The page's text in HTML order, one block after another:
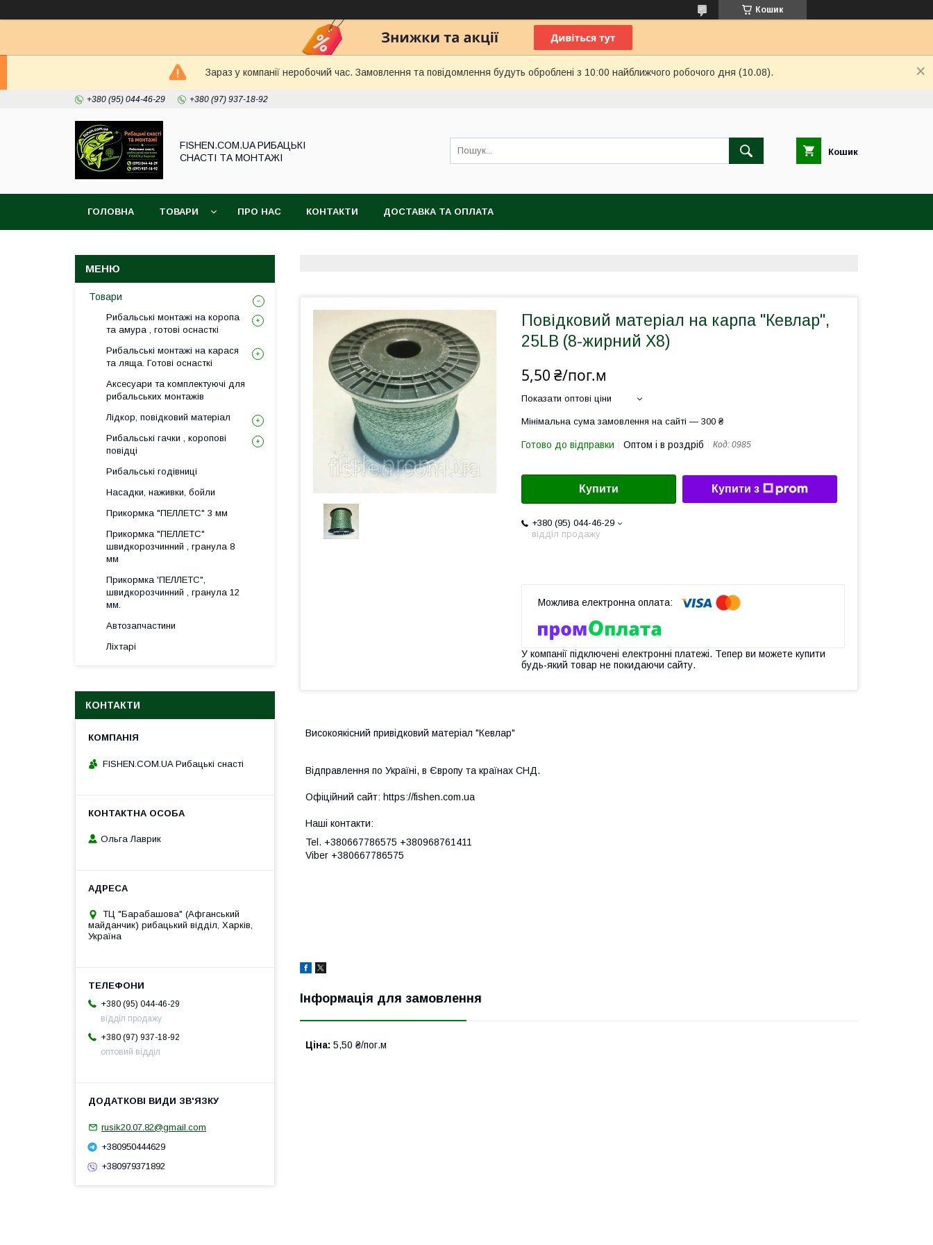
Кошик
Зараз у компанії неробочий час. Замовлення та повідомлення будуть оброблені з 10:00 найближчого робочого дня (10.08).
+380 (95) 044-46-29 +380 (97) 937-18-92
FISHEN.COM.UA РИБАЦЬКІ
СНАСТІ ТА МОНТАЖІ
Кошик
ГОЛОВНА ТОВАРИ ПРО НАС КОНТАКТИ ДОСТАВКА ТА ОПЛАТА
Повідковий матеріал на карпа "Кевлар",
25LB (8-жирний Х8)
5,50 ₴/пог.м
Показати оптові ціни
Мінімальна сума замовлення на сайті — 300 ₴
Готово до відправки Оптом і в роздріб Код: 0985
Купити Купити з
+380 (95) 044-46-29
відділ продажу
У компанії підключені електронні платежі. Тепер ви можете купити
будь-який товар не покидаючи сайту.
Високоякісний привідковий матеріал "Кевлар"
Відправлення по Україні, в Європу та країнах СНД.
Офіційний сайт: https://fishen.com.ua
Наші контакти:
Tel. +380667786575 +380968761411
Viber +380667786575
Інформація для замовлення
Ціна: 5,50 ₴/пог.м
Товари
Рибальські монтажі на коропа
та амура , готові оснасткі
Рибальські монтажі на карася
та ляща. Готові оснасткі
Аксесуари та комплектуючі для
рибальських монтажів
Лідкор, повiдковий матеріал
Рибальські гачки , коропові
повідці
Рибальські годівниці
Насадки, наживки, бойли
Прикормка "ПЕЛЛЕТС" 3 мм
Прикормка "ПЕЛЛЕТС"
швидкорозчинний , гранула 8
мм
Прикормка 'ПЕЛЛЕТС",
швидкорозчинний , гранула 12
мм.
Автозапчастини
Ліхтарі
КОНТАКТИ
FISHEN.COM.UA Рибацькі снасті
Ольга Лаврик
ТЦ "Барабашова" (Афганський
майданчик) рибацький відділ, Харків,
Україна
+380 (95) 044-46-29
відділ продажу
+380 (97) 937-18-92
оптовий відділ
rusik20.07.82@gmail.com
+380950444629
+380979371892